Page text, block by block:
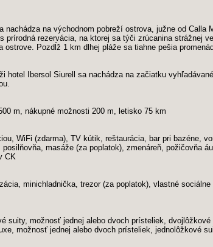
nachádza na východnom pobreží ostrova, južne od Calla
prírodná rezervácia, na ktorej sa týči zrúcanina strážnej
ostrove. Pozdĺž 1 km dlhej pláže sa tiahne pešia
hotel Ibersol Siurell sa nachádza na začiatku
m, nákupné možnosti 200 m, letisko 75 km
WiFi (zdarma), TV kútik, reštaurácia, bar pri bazéne,
masáže (za poplatok), zmenáreň, požičovňa
CK
minichladnička, trezor (za poplatok), vlastné
suity, možnosť jednej alebo dvoch prísteliek,
možnosť jednej alebo dvoch prísteliek, jednolôžkové